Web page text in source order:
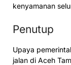
kenyamanan
Penutup
Upaya
jalan di Aceh